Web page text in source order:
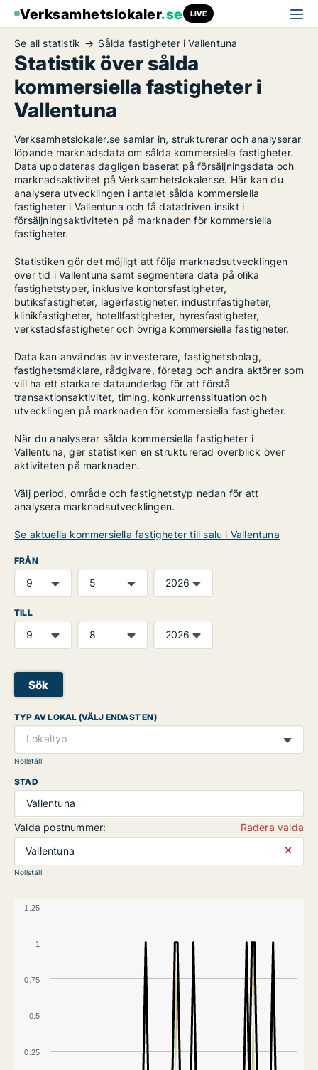
Verksamhetslokaler.se LIVE
Se all statistik Sålda fastigheter i Vallentuna
Statistik över sålda
kommersiella fastigheter i
Vallentuna
Verksamhetslokaler.se samlar in, strukturerar och analyserar
löpande marknadsdata om sålda kommersiella fastigheter.
Data uppdateras dagligen baserat på försäljningsdata och
marknadsaktivitet på Verksamhetslokaler.se. Här kan du
analysera utvecklingen i antalet sålda kommersiella
fastigheter i Vallentuna och få datadriven insikt i
försäljningsaktiviteten på marknaden för kommersiella
fastigheter.
Statistiken gör det möjligt att följa marknadsutvecklingen
över tid i Vallentuna samt segmentera data på olika
fastighetstyper, inklusive kontorsfastigheter,
butiksfastigheter, lagerfastigheter, industrifastigheter,
klinikfastigheter, hotellfastigheter, hyresfastigheter,
verkstadsfastigheter och övriga kommersiella fastigheter.
Data kan användas av investerare, fastighetsbolag,
fastighetsmäklare, rådgivare, företag och andra aktörer som
vill ha ett starkare dataunderlag för att förstå
transaktionsaktivitet, timing, konkurrenssituation och
utvecklingen på marknaden för kommersiella fastigheter.
När du analyserar sålda kommersiella fastigheter i
Vallentuna, ger statistiken en strukturerad överblick över
aktiviteten på marknaden.
Välj period, område och fastighetstyp nedan för att
analysera marknadsutvecklingen.
Se aktuella kommersiella fastigheter till salu i Vallentuna
FRÅN
TILL
Sök
TYP AV LOKAL (VÄLJ ENDAST EN)
Lokaltyp
Nollställ
STAD
Vallentuna
Valda postnummer:
Radera valda
Vallentuna
⨯
Nollställ
1
0.25
0.5
0.75
1.25